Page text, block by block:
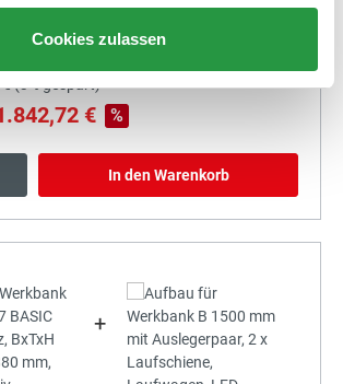
Cookies zulassen
(3%gespart)
€ %
In den Warenkorb
+